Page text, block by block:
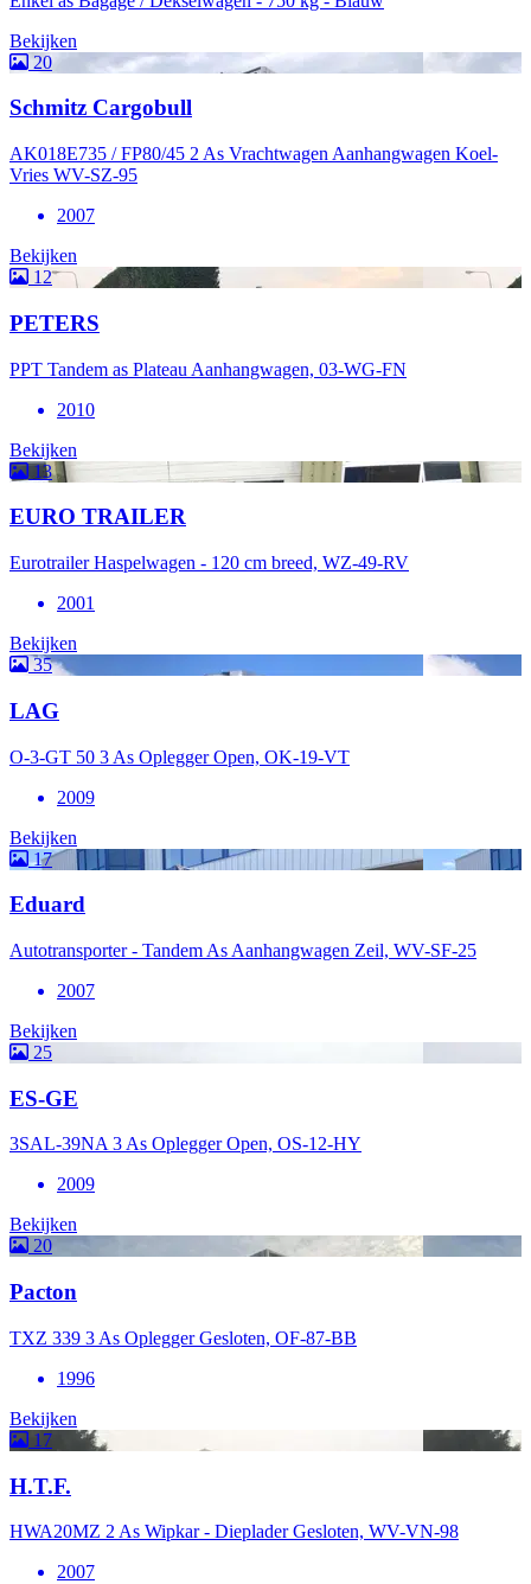
Bekijken
20
Schmitz Cargobull
AK018E735 / FP80/45 2 As Vrachtwagen Aanhangwagen Koel-
Vries WV-SZ-95
2007
Bekijken
12
PETERS
PPT Tandem as Plateau Aanhangwagen, 03-WG-FN
2010
Bekijken
13
EURO TRAILER
Eurotrailer Haspelwagen - 120 cm breed, WZ-49-RV
2001
Bekijken
35
LAG
O-3-GT 50 3 As Oplegger Open, OK-19-VT
2009
Bekijken
17
Eduard
Autotransporter - Tandem As Aanhangwagen Zeil, WV-SF-25
2007
Bekijken
25
ES-GE
3SAL-39NA 3 As Oplegger Open, OS-12-HY
2009
Bekijken
20
Pacton
TXZ 339 3 As Oplegger Gesloten, OF-87-BB
1996
Bekijken
17
H.T.F.
HWA20MZ 2 As Wipkar - Dieplader Gesloten, WV-VN-98
2007